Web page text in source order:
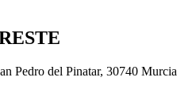
Pedro del Pinatar, 30740 Murcia